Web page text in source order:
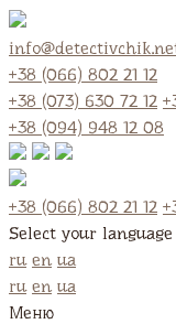
+38 (066) 802 21 12
+38 (073) 630 72 12
+38 (094) 948 12 08
+38 (066) 802 21 12
Select your language
ru en ua
ru en ua
Меню